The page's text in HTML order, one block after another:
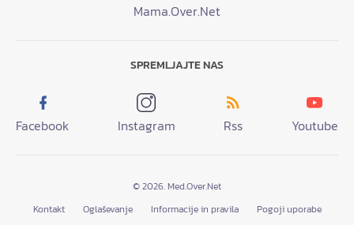
Mama.Over.Net
SPREMLJAJTE NAS
Facebook Instagram Rss Youtube
© 2026. Med.Over.Net
Kontakt
Oglaševanje Informacije in pravila
Pogoji uporabe